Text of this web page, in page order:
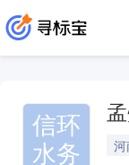
信环
水务